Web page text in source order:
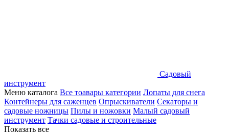
Садовый
инструмент
Меню каталога Все тоавары категории Лопаты для снега
Контейнеры для саженцев Опрыскиватели Секаторы и
садовые ножницы Пилы и ножовки Малый садовый
инструмент Тачки садовые и строительные
Показать все